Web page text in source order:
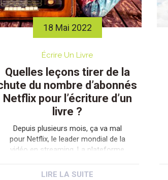
18 Mai 2022
Écrire Un Livre
Quelles leçons tirer de la
du nombre d’abonnés
Netflix pour l’écriture d’un
livre ?
Depuis plusieurs mois, ça va mal
pour Netflix, le leader mondial de la
vidéo en streaming. La plateforme
Dur, dur, quand on s’est habitué à ce
LIRE LA SUITE